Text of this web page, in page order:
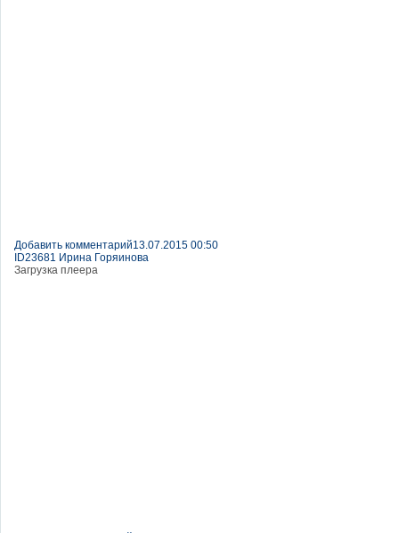
Добавить комментарий13.07.2015 00:50
ID23681 Ирина Горяинова
Загрузка плеера